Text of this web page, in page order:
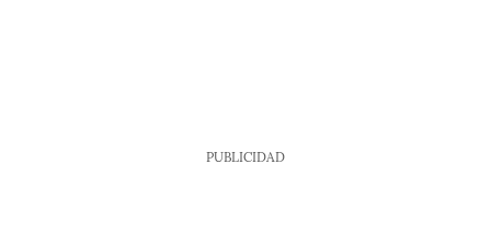
PUBLICIDAD